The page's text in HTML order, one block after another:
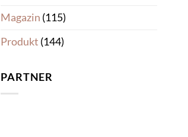
Magazin (115)
Produkt (144)
PARTNER